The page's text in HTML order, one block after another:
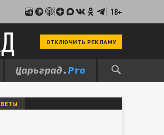
18+
ОТКЛЮЧИТЬ РЕКЛАМУ